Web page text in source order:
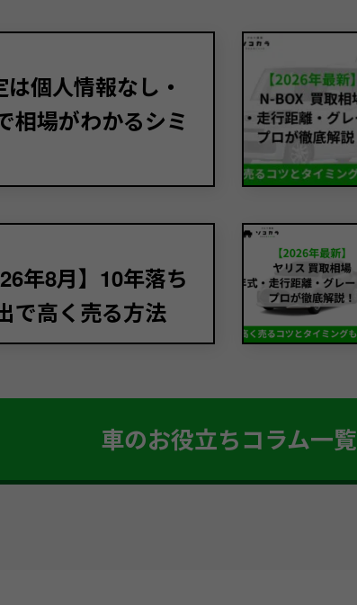
は個人情報なし・
相場がわかるシミ
年8月】10年落ち
で高く売る方法
車のお役立ちコラム一覧